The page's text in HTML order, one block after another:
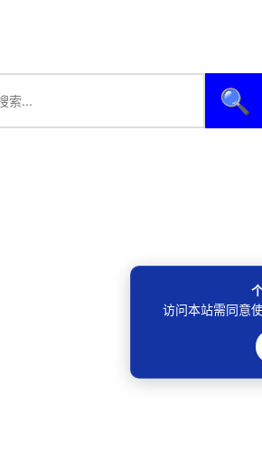
🔍
访问本站需同意